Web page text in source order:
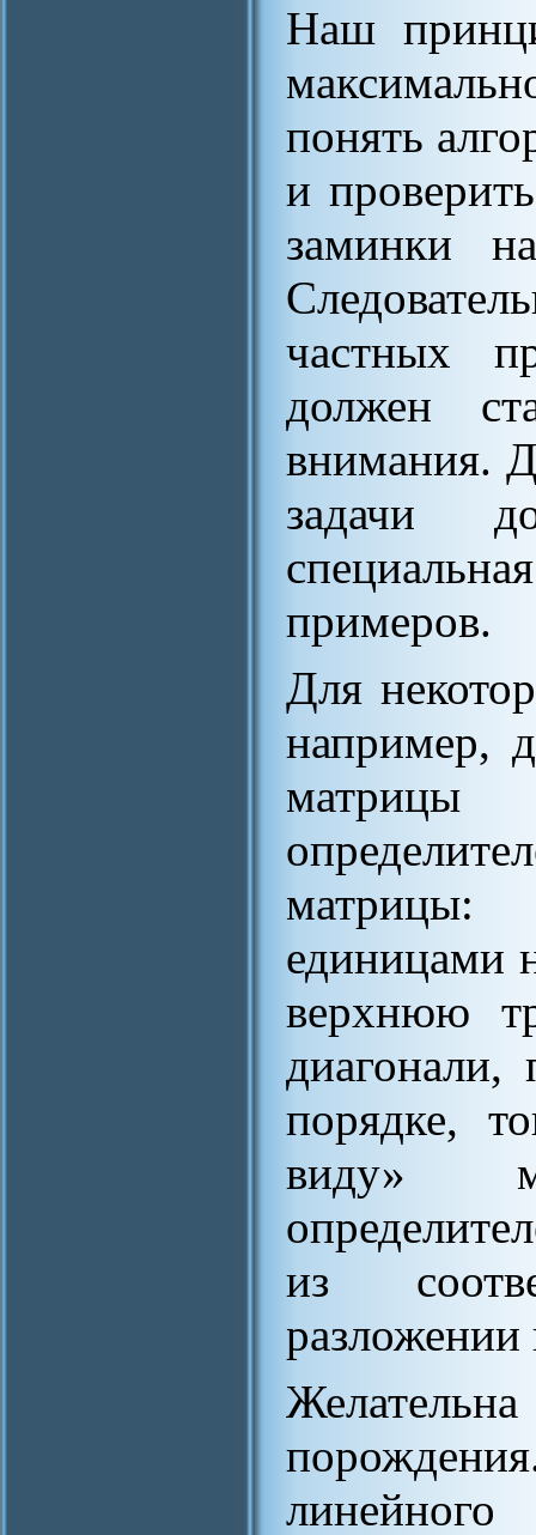
Наш
понять
и
заминки
частных
должен
внимания.
задачи
примеров.
Для
например,
матрицы
единицами
верхнюю
диагонали,
порядке,
виду»
из
разложении